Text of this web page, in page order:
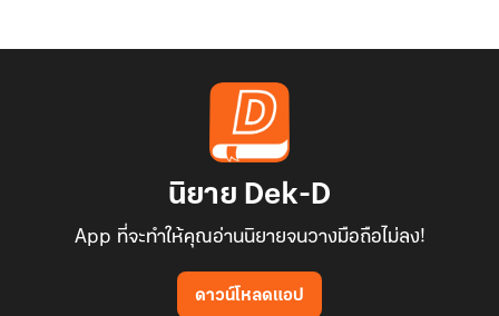
นิยาย Dek-D
App ที่จะทำให้คุณอ่านนิยายจนวางมือถือไม่ลง!
ดาวน์โหลดแอป